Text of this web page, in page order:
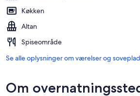
Køkken
Altan
Spiseområde
Se alle oplysninger om værelser og
Om